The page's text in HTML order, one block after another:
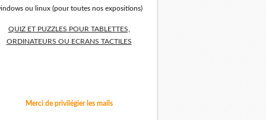
ou linux (pour toutes nos expositions)
QUIZ ET PUZZLES POUR TABLETTES,
ORDINATEURS OU ECRANS TACTILES
Merci de privilégier les mails